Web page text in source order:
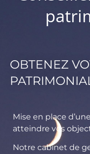
OBTENEZ
Mise en place
atteindre vos
Notre cabinet de